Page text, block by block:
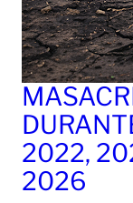
2022,
2026